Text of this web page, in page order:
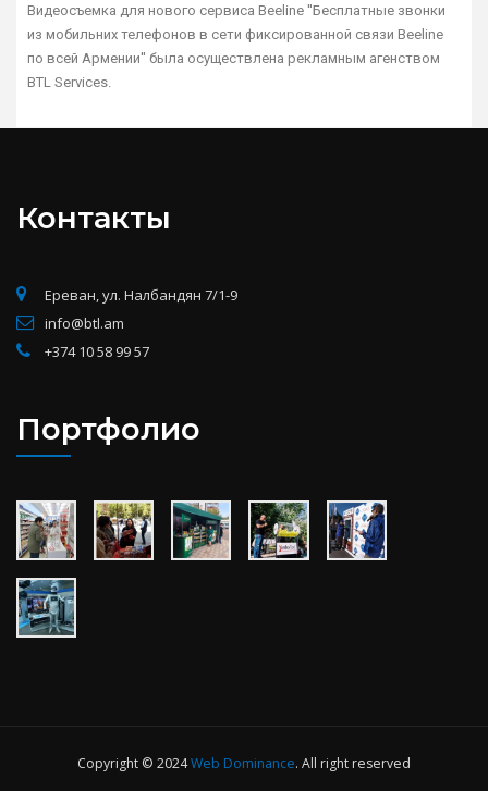
Видеосъемка для нового сервиса Beeline ''Бесплатные звонки
из мобильних телефонов в сети фиксированной связи Beeline
по всей Армении'' была осуществлена рекламным агенством
BTL Services.
Контакты
Ереван, ул. Налбандян 7/1-9
info@btl.am
+374 10 58 99 57
Портфолио
Copyright © 2024Web Dominance. All right reserved